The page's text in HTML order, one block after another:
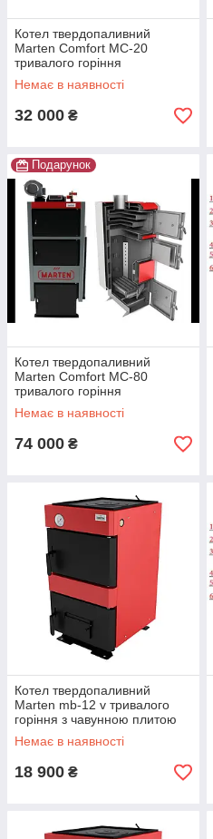
Котел твердопаливний
Marten Comfort MC-20
тривалого горіння
Немає в наявності
32 000 ₴
Подарунок
Котел твердопаливний
Marten Comfort MC-80
тривалого горіння
Немає в наявності
74 000 ₴
Котел твердопаливний
Marten mb-12 v тривалого
горіння з чавунною плитою
Немає в наявності
18 900 ₴